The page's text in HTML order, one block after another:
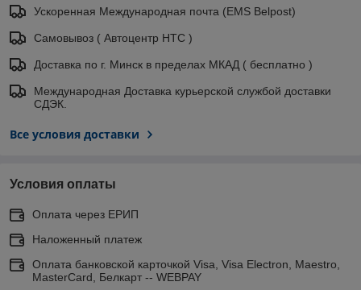
Ускоренная Международная почта (EMS Belpost)
Самовывоз ( Автоцентр НТС )
Доставка по г. Минск в пределах МКАД ( бесплатно )
Международная Доставка курьерской службой доставки
СДЭК.
Все условия доставки
Условия оплаты
Оплата через ЕРИП
Наложенный платеж
Оплата банковской карточкой Visa, Visa Electron, Maestro,
MasterCard, Белкарт -- WEBPAY